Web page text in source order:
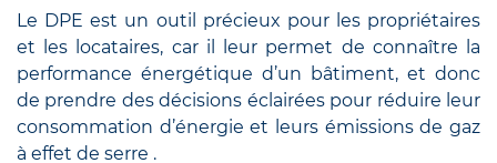
Le DPE est un outil précieux pour les propriétaires
et les locataires, car il leur permet de connaître la
performance énergétique d’un bâtiment, et donc
de prendre des décisions éclairées pour réduire leur
consommation d’énergie et leurs émissions de gaz
à effet de serre .